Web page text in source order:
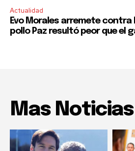
Actualidad
Evo Morales arremete contra
pollo Paz resultó peor que el
Mas Noticias